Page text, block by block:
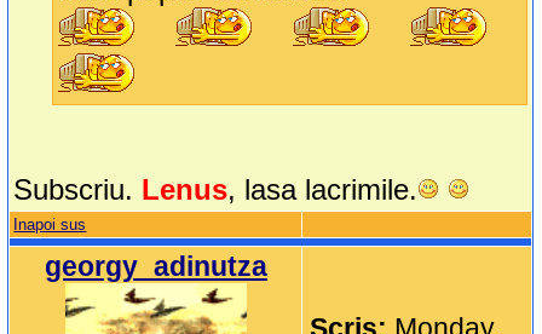
Subscriu. Lenus, lasa lacrimile.
Inapoi sus
georgy_adinutza